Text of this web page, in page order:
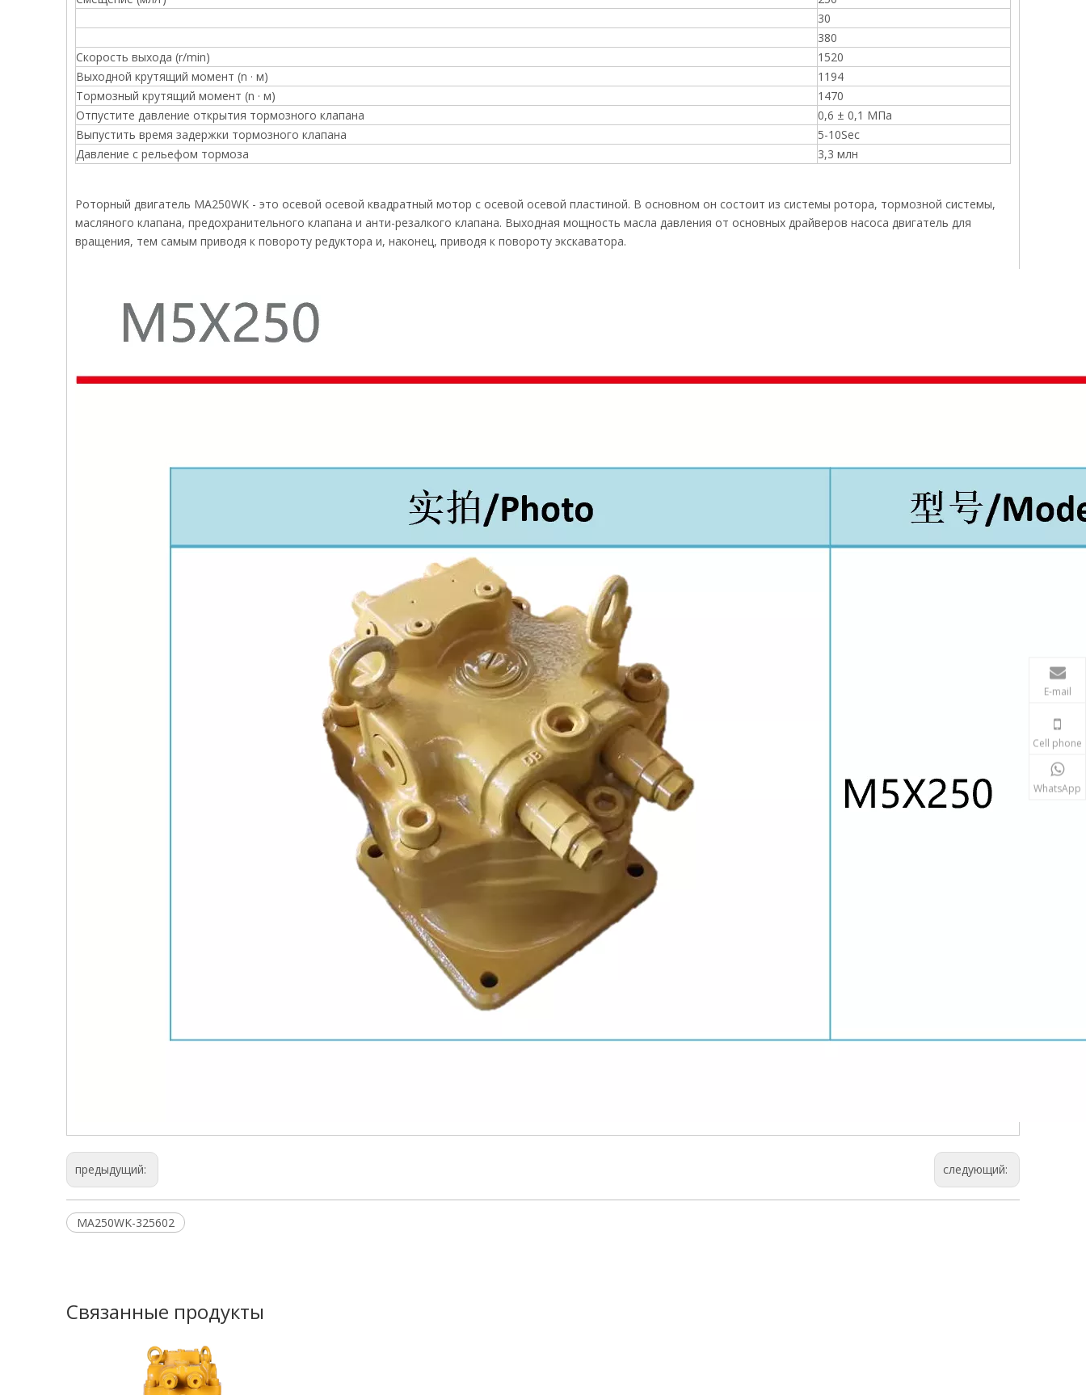
30
380
Скорость выхода (r/min)
1520
Выходной крутящий момент (n · м)
1194
Тормозный крутящий момент (n · м)
1470
Отпустите давление открытия тормозного клапана
0,6 ± 0,1 МПа
Выпустить время задержки тормозного клапана
5-10Sec
Давление с рельефом тормоза
3,3 млн
Роторный двигатель MA250WK - это осевой осевой квадратный мотор с осевой осевой пластиной. В основном он состоит из системы ротора, тормозной системы,
масляного клапана, предохранительного клапана и анти-резалкого клапана. Выходная мощность масла давления от основных драйверов насоса двигатель для
вращения, тем самым приводя к повороту редуктора и, наконец, приводя к повороту экскаватора.
предыдущий: следующий:
MA250WK-325602
Связанные продукты
E-mail
Cell phone
WhatsApp